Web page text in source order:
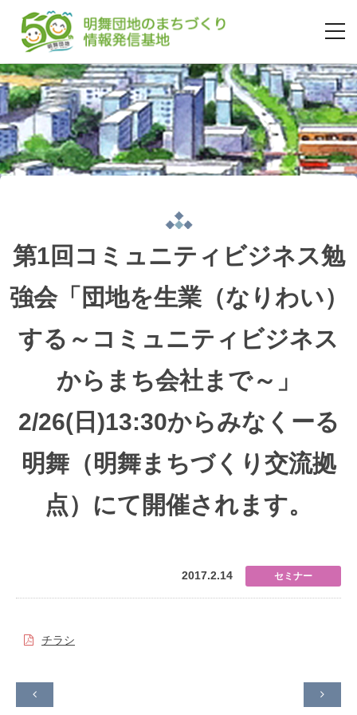
第1回コミュニティビジネス勉
強会「団地を生業（なりわい）
する～コミュニティビジネス
からまち会社まで～」
2/26(日)13:30からみなくーる
明舞（明舞まちづくり交流拠
点）にて開催されます。
2017.2.14 セミナー
チラシ
 